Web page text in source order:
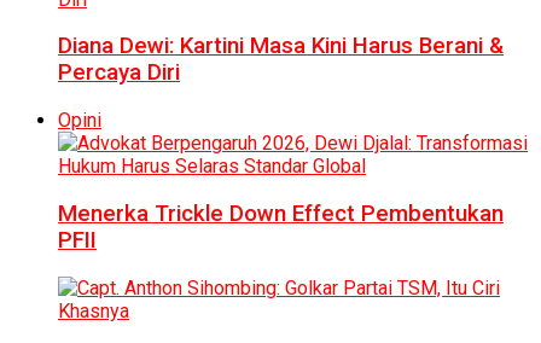
Diana Dewi: Kartini Masa Kini Harus Berani &
Percaya Diri
Opini
Menerka Trickle Down Effect Pembentukan
PFII